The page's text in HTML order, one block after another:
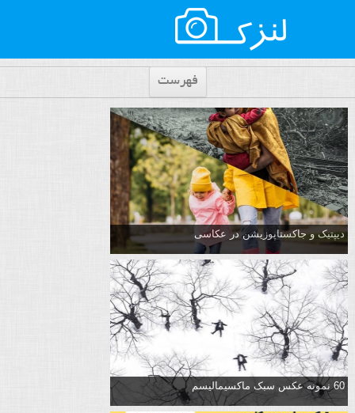
فهرست
دیپتیک و جاکستا‌پوزیشن در عکاسی
60 نمونه عکس سبک ماکسیمالیسم